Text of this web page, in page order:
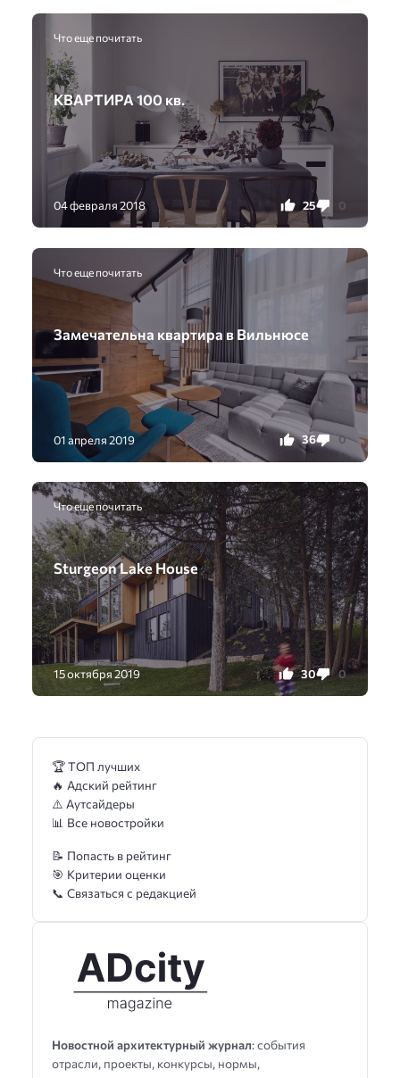
Что еще почитать
КВАРТИРА 100 кв.
04 февраля 2018 25 0
Что еще почитать
Замечательна квартира в Вильнюсе
01 апреля 2019 36 0
Что еще почитать
Sturgeon Lake House
15 октября 2019 30 0
Новостной архитектурный журнал: события
отрасли, проекты, конкурсы, нормы,
🏆 ТОП лучших
🔥 Адский рейтинг
⚠️ Аутсайдеры
📊 Все новостройки
📝 Попасть в рейтинг
🎯 Критерии оценки
📞 Связаться с редакцией